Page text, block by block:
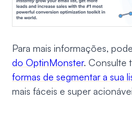
Para mais informações,
do OptinMonster. Consulte
formas de segmentar a sua
mais fáceis e super